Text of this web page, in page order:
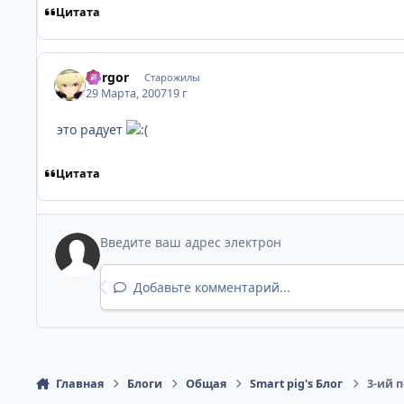
Цитата
dorgor Старожилы
29 Марта, 200719 г
это радует
Цитата
Добавьте комментарий...
Главная Блоги Общая Smart pig's Блог 3-ий